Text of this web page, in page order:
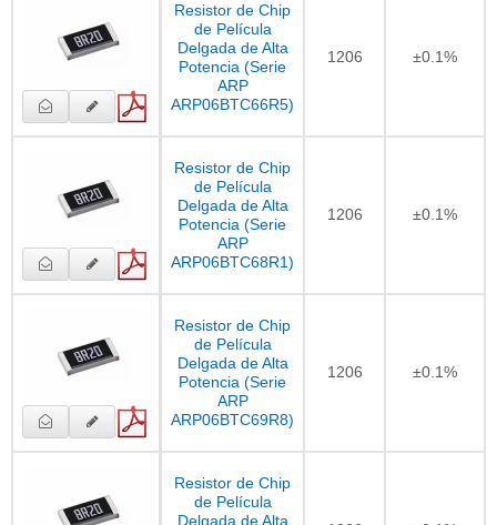
Resistor de Chip
de Película
Delgada de Alta
Potencia (Serie
ARP
ARP06BTC66R5)
1206 ±0.1%
Resistor de Chip
de Película
Delgada de Alta
Potencia (Serie
ARP
ARP06BTC68R1)
1206 ±0.1%
Resistor de Chip
de Película
Delgada de Alta
Potencia (Serie
ARP
ARP06BTC69R8)
1206 ±0.1%
Resistor de Chip
de Película
Delgada de Alta